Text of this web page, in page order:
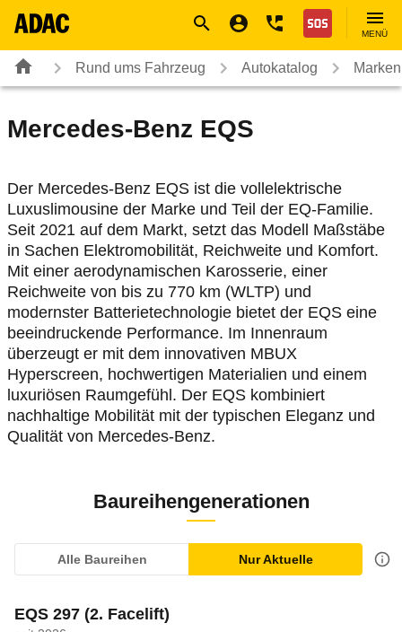
Nothilfe
MENÜ
Rund ums Fahrzeug Autokatalog
Mercedes-Benz EQS
Der Mercedes-Benz EQS ist die vollelektrische
Luxuslimousine der Marke und Teil der EQ-Familie.
Seit 2021 auf dem Markt, setzt das Modell Maßstäbe
in Sachen Elektromobilität, Reichweite und Komfort.
Mit einer aerodynamischen Karosserie, einer
Reichweite von bis zu 770 km (WLTP) und
modernster Batterietechnologie bietet der EQS eine
beeindruckende Performance. Im Innenraum
überzeugt er mit dem innovativen MBUX
Hyperscreen, hochwertigen Materialien und einem
luxuriösen Raumgefühl. Der EQS kombiniert
nachhaltige Mobilität mit der typischen Eleganz und
Qualität von Mercedes-Benz.
Baureihengenerationen
Alle Baureihen Nur Aktuelle
EQS 297 (2. Facelift)